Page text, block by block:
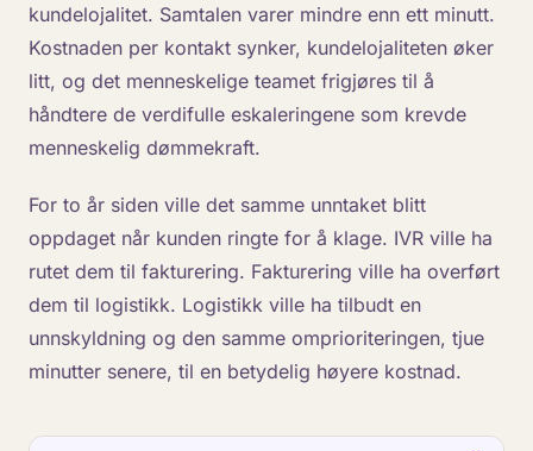
kundelojalitet. Samtalen varer mindre enn ett minutt.
Kostnaden per kontakt synker, kundelojaliteten øker
litt, og det menneskelige teamet frigjøres til å
håndtere de verdifulle eskaleringene som krevde
menneskelig dømmekraft.
For to år siden ville det samme unntaket blitt
oppdaget når kunden ringte for å klage. IVR ville ha
rutet dem til fakturering. Fakturering ville ha overført
dem til logistikk. Logistikk ville ha tilbudt en
unnskyldning og den samme omprioriteringen, tjue
minutter senere, til en betydelig høyere kostnad.